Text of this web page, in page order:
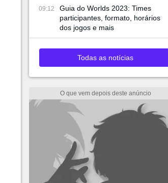
09:12
Guia do Worlds 2023: Times
participantes, formato, horários
dos jogos e mais
Todas as notícias